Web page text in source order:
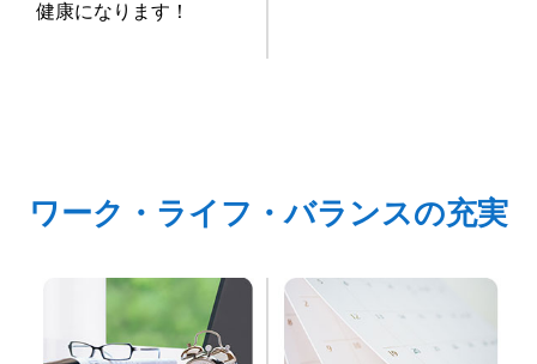
健康になります！
ワーク・ライフ・バランスの充実